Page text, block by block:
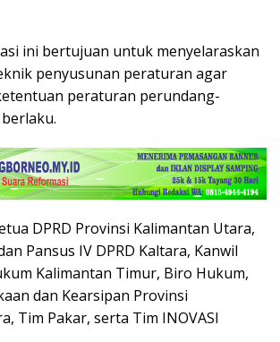
ini bertujuan untuk menyelaraskan
penyusunan peraturan agar
peraturan perundang-
DPRD Provinsi Kalimantan Utara,
Pansus IV DPRD Kaltara, Kanwil
Kalimantan Timur, Biro Hukum,
dan Kearsipan Provinsi
Tim Pakar, serta Tim INOVASI